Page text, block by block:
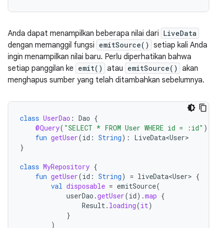
Anda dapat menampilkan beberapa nilai dari LiveData
dengan memanggil fungsi emitSource() setiap kali Anda
ingin menampilkan nilai baru. Perlu diperhatikan bahwa
setiap panggilan ke emit() atau emitSource() akan
menghapus sumber yang telah ditambahkan sebelumnya.
class UserDao : Dao {
@Query( "SELECT * FROM User WHERE id = :id" )
fun getUser(id : String):
LiveData<User>
}
class MyRepository {
fun getUser(id : String) = liveData<User> {
val disposable = emitSource(
userDao .getUser(id).map {
Result. loading(it)
}
)